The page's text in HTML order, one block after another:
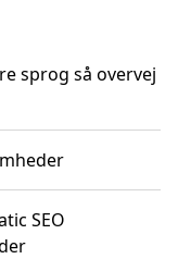
sprog så overvej
SEO